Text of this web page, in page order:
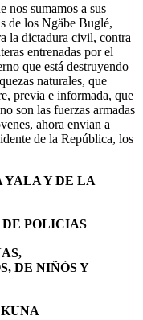
nos sumamos a sus
de los Ngäbe Buglé,
la dictadura civil, contra
entrenadas por el
que está destruyendo
naturales, que
previa e informada, que
son las fuerzas armadas
ahora envian a
de la República, los
YALA Y DE LA
POLICIAS
DE NIÑÓS Y